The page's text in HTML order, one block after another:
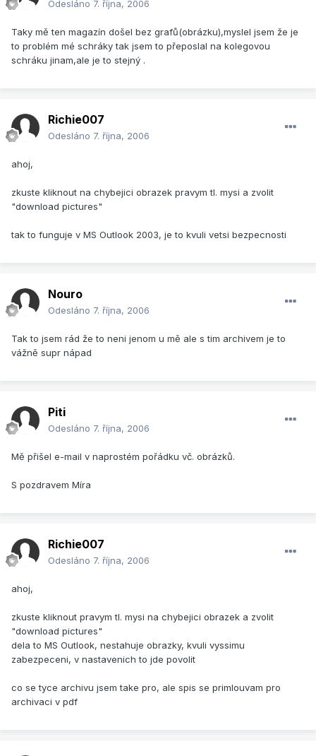
Odesláno 7. října, 2006
Taky mě ten magazín došel bez grafů(obrázku),myslel jsem že je
to problém mé schráky tak jsem to přeposlal na kolegovou
schráku jinam,ale je to stejný .
Richie007
Odesláno 7. října, 2006
ahoj,
zkuste kliknout na chybejici obrazek pravym tl. mysi a zvolit
"download pictures"
tak to funguje v MS Outlook 2003, je to kvuli vetsi bezpecnosti
Nouro
Odesláno 7. října, 2006
Tak to jsem rád že to neni jenom u mě ale s tim archivem je to
vážně supr nápad
Piti
Odesláno 7. října, 2006
Mě přišel e-mail v naprostém pořádku vč. obrázků.
S pozdravem Míra
Richie007
Odesláno 7. října, 2006
ahoj,
zkuste kliknout pravym tl. mysi na chybejici obrazek a zvolit
"download pictures"
dela to MS Outlook, nestahuje obrazky, kvuli vyssimu
zabezpeceni, v nastavenich to jde povolit
co se tyce archivu jsem take pro, ale spis se primlouvam pro
archivaci v pdf